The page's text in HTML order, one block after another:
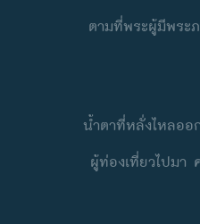
ตามที่พระผู้มีพระ
นํ้าตาที่หลั่งไหลออ
ผู้ท่องเที่ยวไปมา